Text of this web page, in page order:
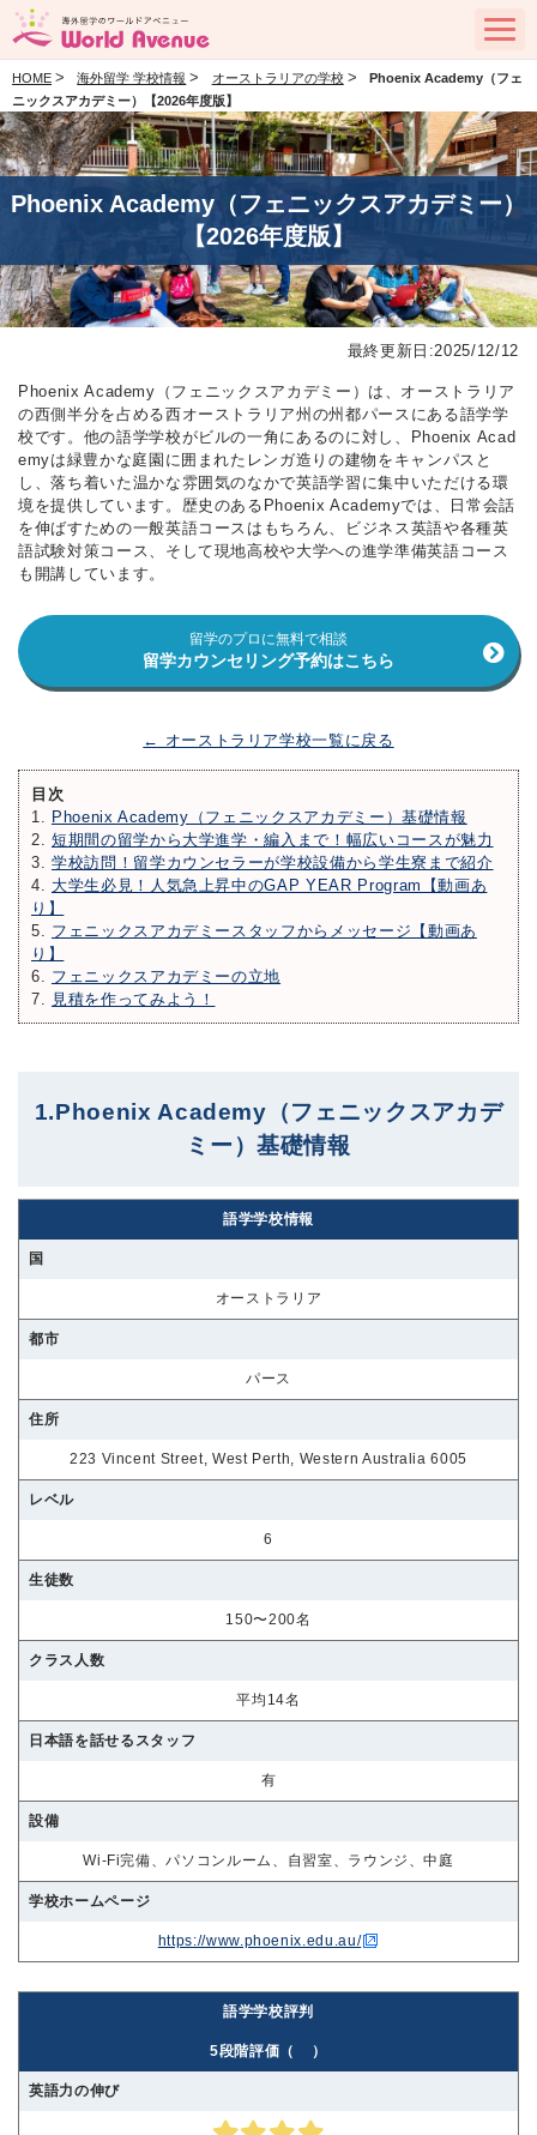
HOME > 海外留学 学校情報 > オーストラリアの学校 >
Phoenix Academy（フェ
ニックスアカデミー）【2026年度版】
Phoenix Academy（フェニックスアカデミー）
【2026年度版】
最終更新日:2025/12/12
Phoenix Academy（フェニックスアカデミー）は、オーストラリア
の西側半分を占める西オーストラリア州の州都パースにある語学学
校です。他の語学学校がビルの一角にあるのに対し、Phoenix Acad
emyは緑豊かな庭園に囲まれたレンガ造りの建物をキャンパスと
し、落ち着いた温かな雰囲気のなかで英語学習に集中いただける環
境を提供しています。歴史のあるPhoenix Academyでは、日常会話
を伸ばすための一般英語コースはもちろん、ビジネス英語や各種英
語試験対策コース、そして現地高校や大学への進学準備英語コース
も開講しています。
留学のプロに無料で相談
留学カウンセリング予約はこちら
← オーストラリア学校一覧に戻る
目次
1. Phoenix Academy（フェニックスアカデミー）基礎情報
2. 短期間の留学から大学進学・編入まで！幅広いコースが魅力
3. 学校訪問！留学カウンセラーが学校設備から学生寮まで紹介
4. 大学生必見！人気急上昇中のGAP YEAR Program【動画あ
り】
5. フェニックスアカデミースタッフからメッセージ【動画あ
り】
6. フェニックスアカデミーの立地
7. 見積を作ってみよう！
1.Phoenix Academy（フェニックスアカデ
ミー）基礎情報
語学学校情報
国
オーストラリア
都市
パース
住所
223 Vincent Street, West Perth, Western Australia 6005
レベル
6
生徒数
150〜200名
クラス人数
平均14名
日本語を話せるスタッフ
有
設備
Wi-Fi完備、パソコンルーム、自習室、ラウンジ、中庭
学校ホームページ
https://www.phoenix.edu.au/
語学学校評判
5段階評価（ ）
英語力の伸び